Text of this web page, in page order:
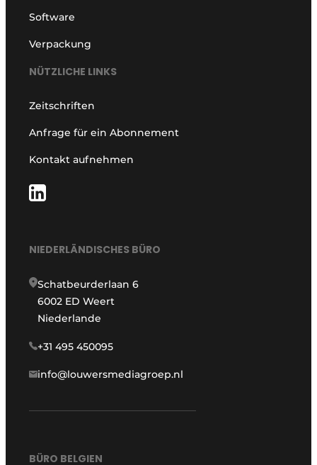
Software
Verpackung
NÜTZLICHE LINKS
Zeitschriften
Anfrage für ein Abonnement
Kontakt aufnehmen
NIEDERLÄNDISCHES BÜRO
Schatbeurderlaan 6
6002 ED Weert
Niederlande
+31 495 450095
info@louwersmediagroep.nl
BÜRO BELGIEN